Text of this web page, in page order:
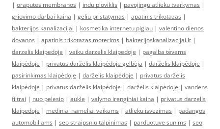
| oraputes membranos | indu ploviklis | pavojingu atlieku tvarkymas |
griovimo darbai kaina | geliu pristatymas | apatinis trikotazas |
bakterijos kanalizacijai | kosmetika internetu pigiau | valentino dienos
dovanos | apatinis trikotazas moterims | bakterijoskanalizacijai.lt |
darzelis klaipedoje | vaiku darzelis klaipedoje | pagalba tėvams
klaipėdoje | privatus darželis klaipėdoje gelbėja | darželis klaipėdoje |
pasirinkimas klaipėdoje | darželis klaipėdoje | privatus darželis
klaipėdoje | privatus darželis klaipėdoje | darželis klaipėdoje | vandens
filtrai | nuo pelesio | aukle | valymo irenginiai kaina | privatus darzelis
klaipedoje | mediniai nameliai vaikams | atlieku isvezimas | padangos
automobiliams | seo straipsniu talpinimas | parduotuve sunims | seo